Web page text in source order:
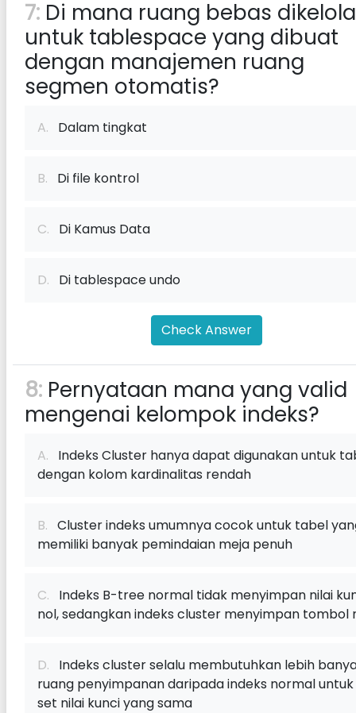
7: Di mana ruang bebas
untuk tablespace yang dibuat
dengan manajemen ruang
segmen otomatis?
A. Dalam tingkat
B. Di file kontrol
C. Di Kamus Data
D. Di tablespace undo
Check Answer
8: Pernyataan mana yang valid
mengenai kelompok indeks?
A. Indeks Cluster hanya dapat digunakan untuk
dengan kolom kardinalitas rendah
B. Cluster indeks umumnya cocok untuk tabel
memiliki banyak pemindaian meja penuh
C. Indeks B-tree normal tidak menyimpan nilai
nol, sedangkan indeks cluster menyimpan tombol
D. Indeks cluster selalu membutuhkan lebih
ruang penyimpanan daripada indeks normal untuk
set nilai kunci yang sama